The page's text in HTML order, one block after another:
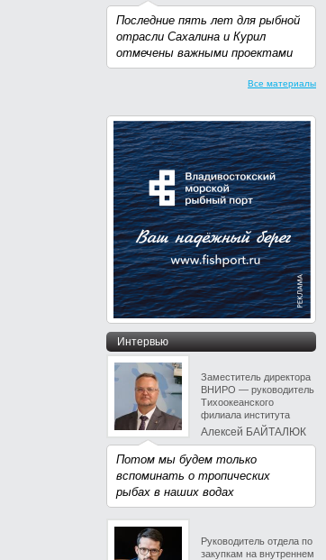
Последние пять лет для рыбной
отрасли Сахалина и Курил
отмечены важными проектами
Все материалы
Интервью
Заместитель директора
ВНИРО — руководитель
Тихоокеанского
филиала института
Алексей БАЙТАЛЮК
Потом мы будем только
вспоминать о тропических
рыбах в наших водах
Руководитель отдела по
закупкам на внутреннем